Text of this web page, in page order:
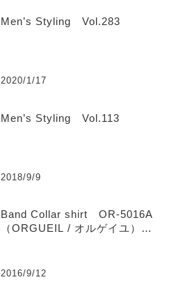
Men’s Styling Vol.283
2020/1/17
Men’s Styling Vol.113
2018/9/9
Band Collar shirt OR-5016A
（ORGUEIL / オルゲイユ）
2016/9/12